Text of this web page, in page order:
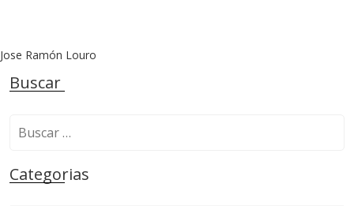
Jose Ramón Louro
Buscar
cCategorias